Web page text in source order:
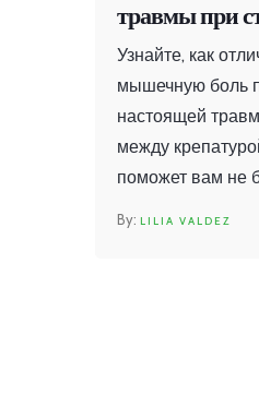
травмы при
Узнайте, как
мышечную боль
настоящей
между
поможет вам не
LILIA VALDEZ